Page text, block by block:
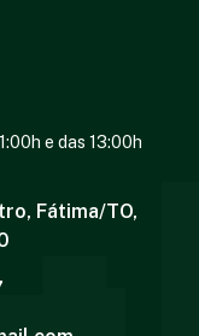
e das 13:00h
Fátima/TO,